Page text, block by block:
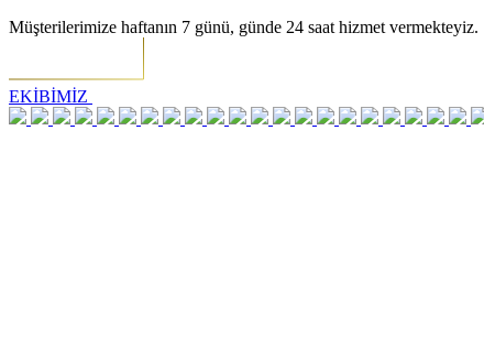
Müşterilerimize haftanın 7 günü, günde 24 saat hizmet vermekteyiz.
EKİBİMİZ